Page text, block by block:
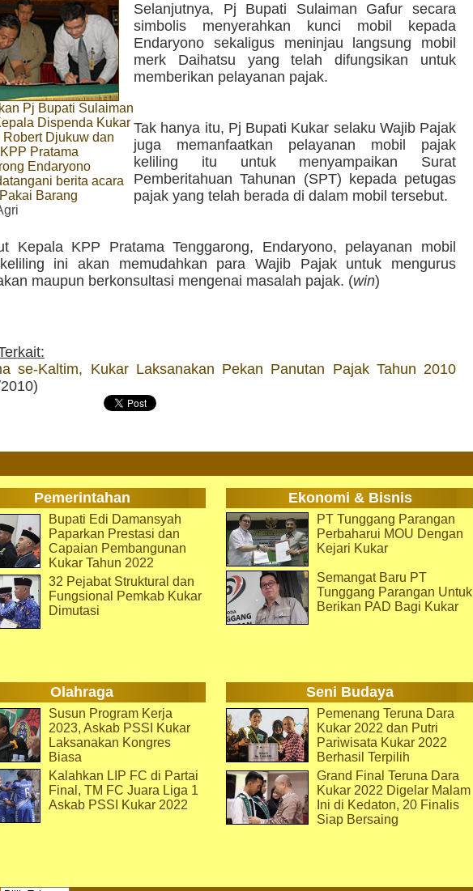
Pj Bupati Sulaiman
Dispenda Kukar
Robert Djukuw dan
Pratama
Endaryono
berita acara
Barang
Selanjutnya, Pj Bupati Sulaiman Gafur secara
simbolis menyerahkan kunci mobil kepada
Endaryono sekaligus meninjau langsung mobil
merk Daihatsu yang telah difungsikan untuk
memberikan pelayanan pajak.
Tak hanya itu, Pj Bupati Kukar selaku Wajib Pajak
juga memanfaatkan pelayanan mobil pajak
keliling itu untuk menyampaikan Surat
Pemberitahuan Tahunan (SPT) kepada petugas
pajak yang telah berada di dalam mobil tersebut.
Kepala KPP Pratama Tenggarong, Endaryono, pelayanan mobil
ini akan memudahkan para Wajib Pajak untuk mengurus
maupun berkonsultasi mengenai masalah pajak. (win)
se-Kaltim, Kukar Laksanakan Pekan Panutan Pajak Tahun 2010
Pemerintahan Ekonomi & Bisnis
Bupati Edi Damansyah
Paparkan Prestasi dan
Capaian Pembangunan
Kukar Tahun 2022
32 Pejabat Struktural dan
Fungsional Pemkab Kukar
Dimutasi
PT Tunggang Parangan
Perbaharui MOU Dengan
Kejari Kukar
Semangat Baru PT
Tunggang Parangan Untuk
Berikan PAD Bagi Kukar
Olahraga Seni Budaya
Susun Program Kerja
2023, Askab PSSI Kukar
Laksanakan Kongres
Biasa
Kalahkan LIP FC di Partai
Final, TM FC Juara Liga 1
Askab PSSI Kukar 2022
Pemenang Teruna Dara
Kukar 2022 dan Putri
Pariwisata Kukar 2022
Berhasil Terpilih
Grand Final Teruna Dara
Kukar 2022 Digelar Malam
Ini di Kedaton, 20 Finalis
Siap Bersaing